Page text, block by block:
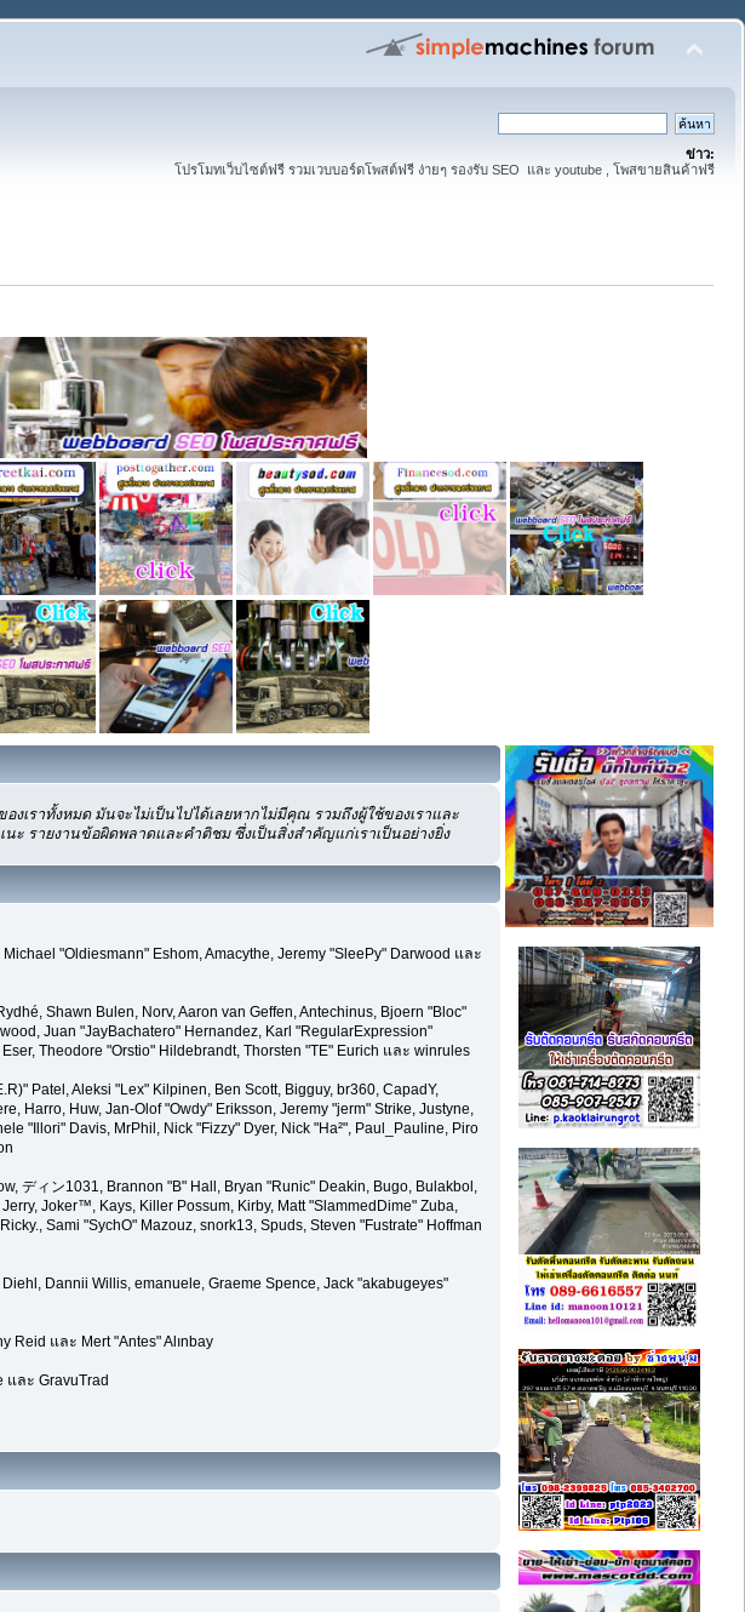
ข่าว:
โปรโมทเว็บไซต์ฟรี รวมเวบบอร์ดโพสต์ฟรี ง่ายๆ รองรับ SEO และ youtube , โพสขายสินค้าฟรี
เราทั้งหมด มันจะไม่เป็นไปได้เลยหากไม่มีคุณ รวมถึงผู้ใช้ของเราและ
ะ รายงานข้อผิดพลาดและคำติชม ซึ่งเป็นสิ่งสำคัญแก่เราเป็นอย่างยิ่ง
"Oldiesmann" Eshom, Amacythe, Jeremy "SleePy" Darwood และ
Shawn Bulen, Norv, Aaron van Geffen, Antechinus, Bjoern "Bloc"
Juan "JayBachatero" Hernandez, Karl "RegularExpression"
Theodore "Orstio" Hildebrandt, Thorsten "TE" Eurich และ winrules
Patel, Aleksi "Lex" Kilpinen, Ben Scott, Bigguy, br360, CapadY,
Harro, Huw, Jan-Olof "Owdy" Eriksson, Jeremy "jerm" Strike, Justyne,
"Illori" Davis, MrPhil, Nick "Fizzy" Dyer, Nick "Ha²", Paul_Pauline, Piro
ディン1031, Brannon "B" Hall, Bryan "Runic" Deakin, Bugo, Bulakbol,
Joker™, Kays, Killer Possum, Kirby, Matt "SlammedDime" Zuba,
Sami "SychO" Mazouz, snork13, Spuds, Steven "Fustrate" Hoffman
Dannii Willis, emanuele, Graeme Spence, Jack "akabugeyes"
Reid และ Mert "Antes" Alınbay
และ GravuTrad